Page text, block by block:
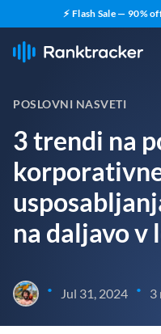
⚡ Flash Sale — 90%
POSLOVNI NASVETI
3 trendi na
na daljavo v
• Jul 31, 2024 • 3